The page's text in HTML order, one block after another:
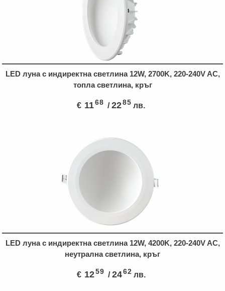
LED луна с индиректна светлина 12W, 2700K, 220-240V AC,
топла светлина, кръг
€ 1168 /2285 лв.
LED луна с индиректна светлина 12W, 4200K, 220-240V AC,
неутрална светлина, кръг
€ 1259 /2462 лв.